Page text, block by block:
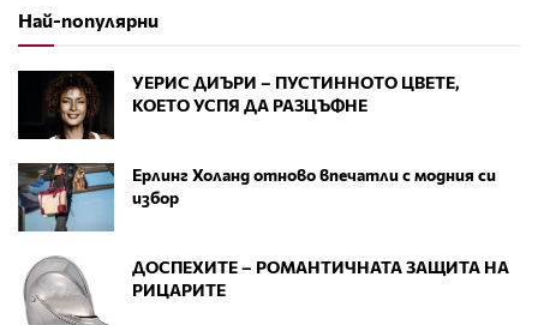
Най-популярни
УЕРИС ДИЪРИ – ПУСТИННОТО ЦВЕТЕ,
КОЕТО УСПЯ ДА РАЗЦЪФНЕ
Ерлинг Холанд отново впечатли с модния си
избор
ДОСПЕХИТЕ – РОМАНТИЧНАТА ЗАЩИТА НА
РИЦАРИТЕ